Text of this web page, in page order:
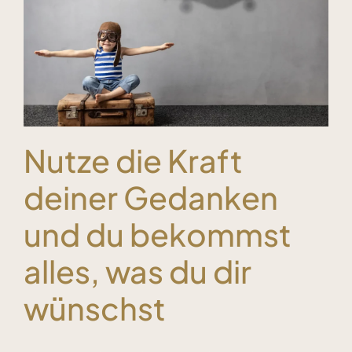
Kundenstimmen
Free Inspiration
Kontakt
Nutze die Kraft
deiner Gedanken
und du bekommst
alles, was du dir
wünschst